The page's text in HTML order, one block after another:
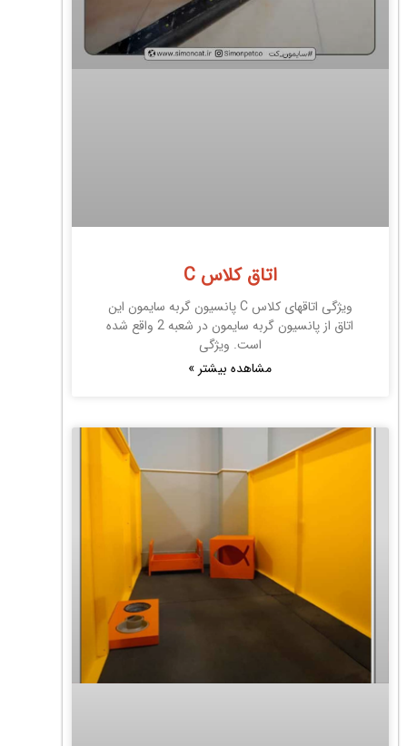
اتاق کلاس C
ویژگی اتاقهای کلاس C پانسیون گربه سایمون این
اتاق از پانسیون گربه سایمون در شعبه 2 واقع شده
است. ویژگی
مشاهده بیشتر »